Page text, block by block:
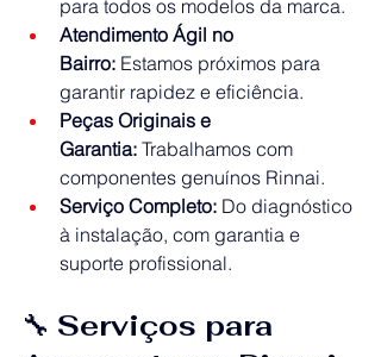
para todos os modelos da marca.
Atendimento Ágil no
Bairro: Estamos próximos para
garantir rapidez e eficiência.
Peças Originais e
Garantia: Trabalhamos com
componentes genuínos Rinnai.
Serviço Completo: Do diagnóstico
à instalação, com garantia e
suporte profissional.
🔧 Serviços para